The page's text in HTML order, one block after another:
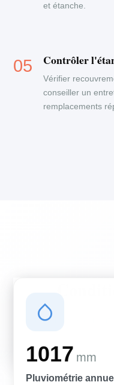
et étanche.
Contrôler
Vérifier
conseiller un
remplacements
Des conditions qui
1017 mm
Pluviométrie